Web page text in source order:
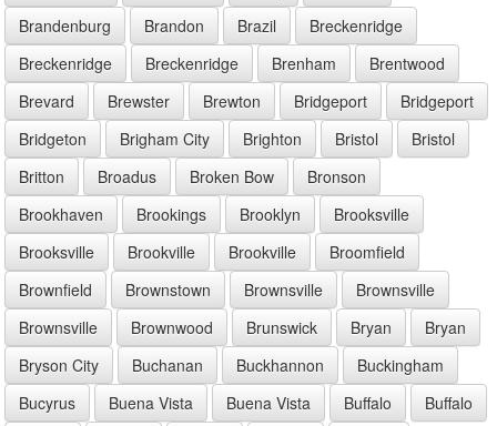
Brandenburg
Brandon Brazil
Breckenridge
Breckenridge
Breckenridge Brenham
Brentwood
Brevard
Brewster Brewton Bridgeport
Bridgeport
Bridgeton
Brigham City Brighton Bristol
Bristol
Britton
Broadus Broken Bow
Bronson
Brookhaven
Brookings Brooklyn
Brooksville
Brooksville
Brookville Brookville
Broomfield
Brownfield
Brownstown Brownsville
Brownsville
Brownsville
Brownwood Brunswick Bryan
Bryan
Bryson City
Buchanan Buckhannon
Buckingham
Bucyrus
Buena Vista Buena Vista Buffalo
Buffalo